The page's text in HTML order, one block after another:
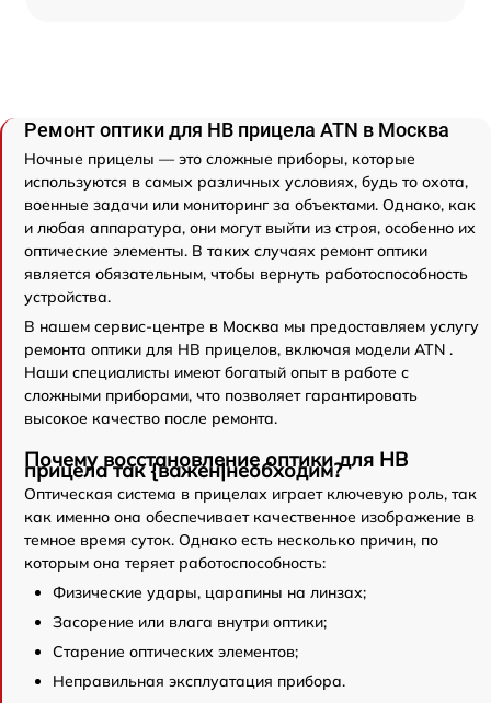
Ремонт оптики для НВ прицела ATN в Москва
Ночные прицелы — это сложные приборы, которые
используются в самых различных условиях, будь то охота,
военные задачи или мониторинг за объектами. Однако, как
и любая аппаратура, они могут выйти из строя, особенно их
оптические элементы. В таких случаях ремонт оптики
является обязательным, чтобы вернуть работоспособность
устройства.
В нашем сервис-центре в Москва мы предоставляем услугу
ремонта оптики для НВ прицелов, включая модели ATN .
Наши специалисты имеют богатый опыт в работе с
сложными приборами, что позволяет гарантировать
высокое качество после ремонта.
Почему восстановление оптики для НВ
прицела так {важен|необходим?
Оптическая система в прицелах играет ключевую роль, так
как именно она обеспечивает качественное изображение в
темное время суток. Однако есть несколько причин, по
которым она теряет работоспособность:
Физические удары, царапины на линзах;
Засорение или влага внутри оптики;
Старение оптических элементов;
Неправильная эксплуатация прибора.